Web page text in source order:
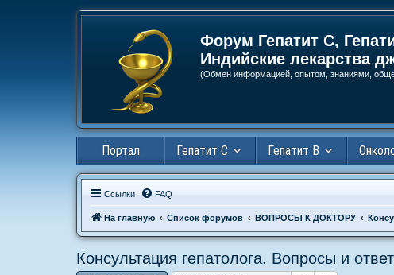
Форум Гепатит С,
Индийские лекарства
(Обмен информацией, опытом, знаниями,
Портал Гепатит С Гепатит В
Ссылки FAQ
На главную Список форумов ВОПРОСЫ К ДОКТОРУ
Консультация гепатолога. Вопросы и